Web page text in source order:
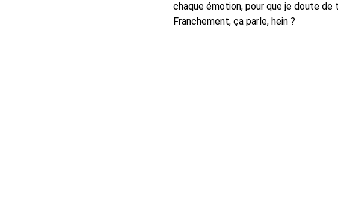
chaque émotion, pour que je doute de
Franchement, ça parle, hein ?